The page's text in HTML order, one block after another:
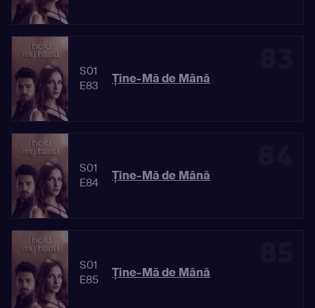
S01
E83
Ține-Mă de Mână
S01
E84
Ține-Mă de Mână
S01
E85
Ține-Mă de Mână